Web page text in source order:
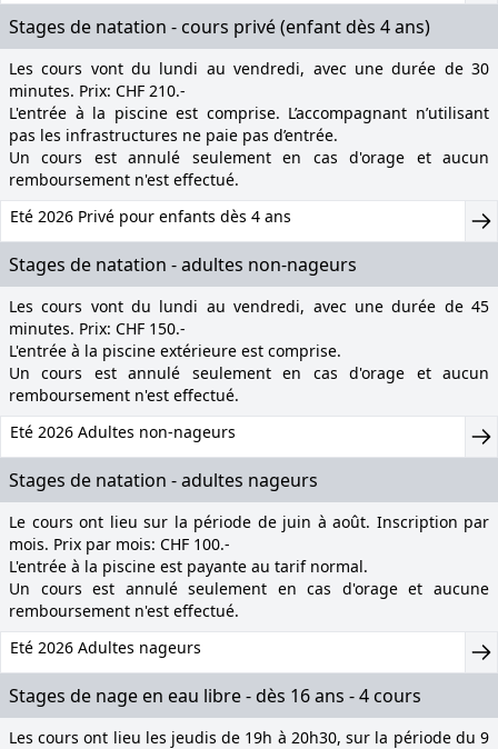
Stages de natation - cours privé (enfant dès 4 ans)
Les cours vont du lundi au vendredi, avec une durée de 30
minutes. Prix: CHF 210.-
L'entrée à la piscine est comprise. L’accompagnant n’utilisant
pas les infrastructures ne paie pas d’entrée.
Un cours est annulé seulement en cas d'orage et aucun
remboursement n'est effectué.
Eté 2026 Privé pour enfants dès 4 ans
Stages de natation - adultes non-nageurs
Les cours vont du lundi au vendredi, avec une durée de 45
minutes. Prix: CHF 150.-
L'entrée à la piscine extérieure est comprise.
Un cours est annulé seulement en cas d'orage et aucun
remboursement n'est effectué.
Eté 2026 Adultes non-nageurs
Stages de natation - adultes nageurs
Le cours ont lieu sur la période de juin à août. Inscription par
mois. Prix par mois: CHF 100.-
L'entrée à la piscine est payante au tarif normal.
Un cours est annulé seulement en cas d'orage et aucune
remboursement n'est effectué.
Eté 2026 Adultes nageurs
Stages de nage en eau libre - dès 16 ans - 4 cours
Les cours ont lieu les jeudis de 19h à 20h30, sur la période du 9